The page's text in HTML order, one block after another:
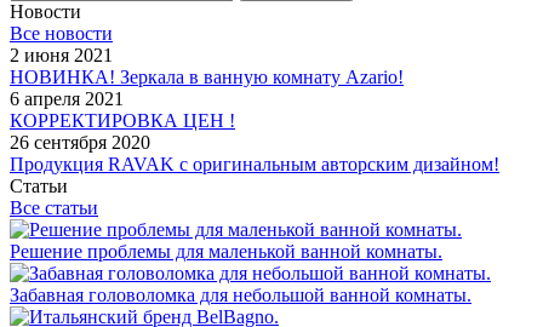
Новости
Все новости
2 июня 2021
НОВИНКА! Зеркала в ванную комнату Azario!
6 апреля 2021
КОРРЕКТИРОВКА ЦЕН !
26 сентября 2020
Продукция RAVAK с оригинальным авторским дизайном!
Статьи
Все статьи
Решение проблемы для маленькой ванной комнаты.
Забавная головоломка для небольшой ванной комнаты.